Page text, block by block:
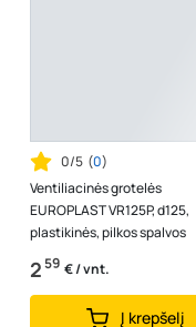
0/5 (0)
Ventiliacinės grotelės
EUROPLAST VR125P, d125,
plastikinės, pilkos spalvos
259 € / vnt.
Į krepšelį